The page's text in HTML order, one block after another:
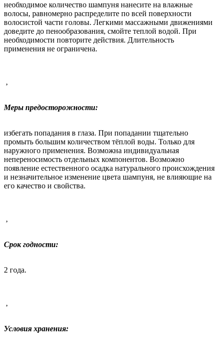
необходимое количество шампуня нанесите на влажные
волосы, равномерно распределите по всей поверхности
волосистой части головы. Легкими массажными движениями
доведите до пенообразования, смойте теплой водой. При
необходимости повторите действия. Длительность
применения не ограничена.
,
Меры предосторожности:
избегать попадания в глаза. При попадании тщательно
промыть большим количеством тёплой воды. Только для
наружного применения. Возможна индивидуальная
непереносимость отдельных компонентов. Возможно
появление естественного осадка натурального происхождения
и незначительное изменение цвета шампуня, не влияющие на
его качество и свойства.
,
Срок годности:
2 года.
,
Условия хранения: